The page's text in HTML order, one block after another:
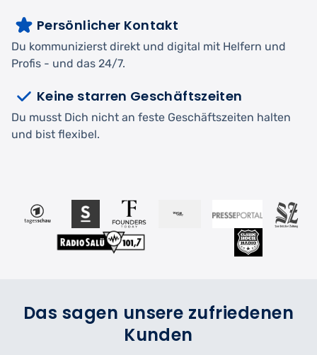
Persönlicher Kontakt
Du kommunizierst direkt und digital mit Helfern und
Profis - und das 24/7.
Keine starren Geschäftszeiten
Du musst Dich nicht an feste Geschäftszeiten halten
und bist flexibel.
Das sagen unsere zufriedenen
Kunden